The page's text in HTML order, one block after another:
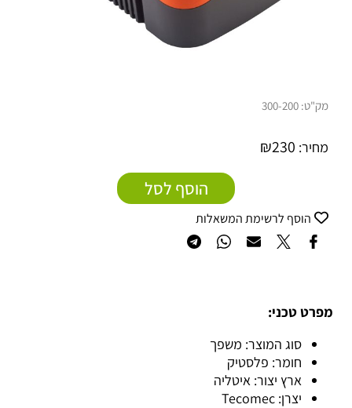
מק"ט: 300-200
מחיר: ₪230
הוסף לסל
הוסף לרשימת המשאלות
מפרט טכני:
סוג המוצר: משפך
חומר: פלסטיק
ארץ יצור: איטליה
יצרן: Tecomec